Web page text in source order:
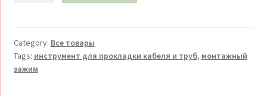
Монтажный
зажим
CT102.501
Category: Все товары
Tags: инструмент для прокладки кабеля и труб, монтажный
зажим